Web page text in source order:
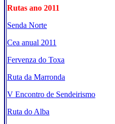
Rutas ano 2011
Senda Norte
Cea anual 2011
Fervenza do Toxa
Ruta da Marronda
V Encontro de Sendeirismo
Ruta do Alba